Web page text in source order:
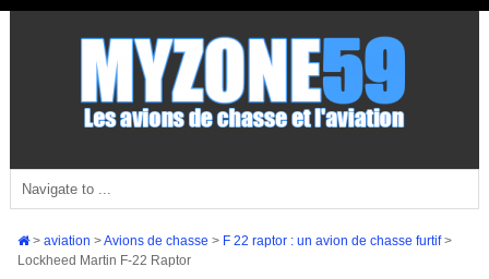
> aviation >Avions de chasse > F 22 raptor : un avion de chasse furtif>
Lockheed Martin F-22 Raptor